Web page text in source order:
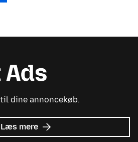
dine annoncekøb.
Læs mere om
Mozilla